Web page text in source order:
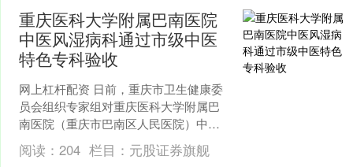
重庆医科大学附属巴南医院
中医风湿病科通过市级中医
特色专科验收
网上杠杆配资 日前，重庆市卫生健康委
员会组织专家组对重庆医科大学附属巴
南医院（重庆市巴南区人民医院）中医
风湿病科开展市级中医特色专科建设项
目验收评审。经综合评定....
阅读： 204 栏目： 元股证券旗舰